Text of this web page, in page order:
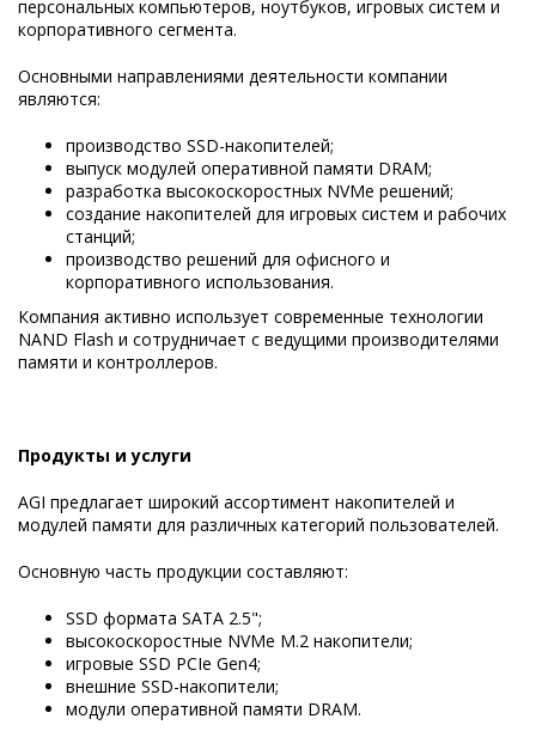
персональных компьютеров, ноутбуков, игровых систем и
корпоративного сегмента.
Основными направлениями деятельности компании
являются:
производство SSD-накопителей;
выпуск модулей оперативной памяти DRAM;
разработка высокоскоростных NVMe решений;
создание накопителей для игровых систем и рабочих
станций;
производство решений для офисного и
корпоративного использования.
Компания активно использует современные технологии
NAND Flash и сотрудничает с ведущими производителями
памяти и контроллеров.
Продукты и услуги
AGI предлагает широкий ассортимент накопителей и
модулей памяти для различных категорий пользователей.
Основную часть продукции составляют:
SSD формата SATA 2.5";
высокоскоростные NVMe M.2 накопители;
игровые SSD PCIe Gen4;
внешние SSD-накопители;
модули оперативной памяти DRAM.